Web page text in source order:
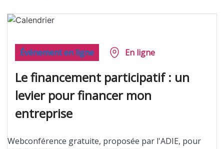
Le financement participatif : un
levier pour financer mon
entreprise
Événement en ligne En ligne
Webconférence gratuite, proposée par l'ADIE, pour